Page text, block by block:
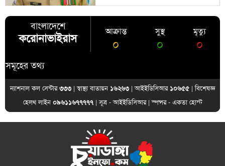
বাংলাদেশে
করোনাভাইরাস
আক্রান্ত
০
সুস্থ
০
মৃত্যু
০
তথ্য
ন্যাশনাল কল সেন্টার৩৩৩ | স্বাস্থ্য বাতায়ন ১৬২৬৩ | আইইডিসিআর ১০৬৫৫| বিশেষজ্ঞ
হেলথ লাইন ০৯৬১১৬৭৭৭৭৭| সূত্র -আইইডিসিআর| স্পন্সর - একতা হোস্ট